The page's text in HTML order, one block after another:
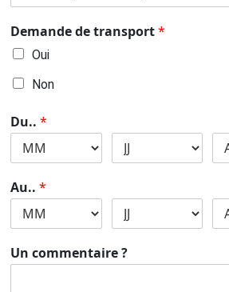
Demande de transport*
Oui
Non
Du.. *
Au.. *
Un commentaire ?